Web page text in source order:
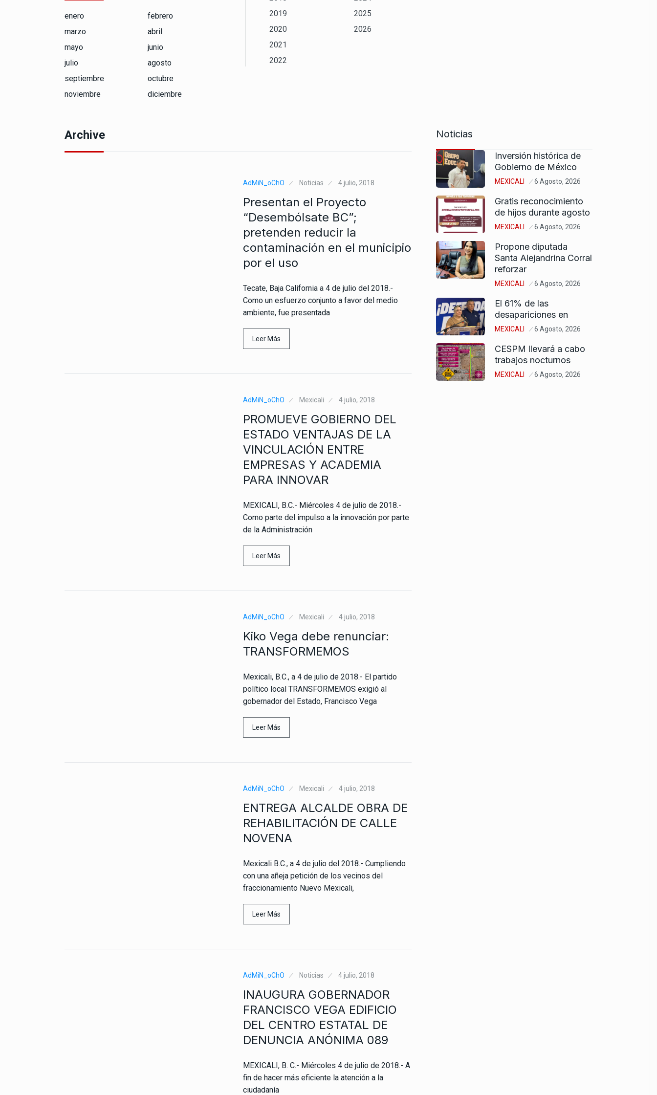
enero
febrero
marzo
abril
mayo
junio
julio
agosto
septiembre
octubre
noviembre
diciembre
2019
2020
2021
2022
2025
2026
Archive
AdMiN_oChO Noticias 4 julio, 2018
Presentan el Proyecto
“Desembólsate BC”;
pretenden reducir la
contaminación en el municipio
por el uso
Tecate, Baja California a 4 de julio del 2018.-
Como un esfuerzo conjunto a favor del medio
ambiente, fue presentada
Leer Más
AdMiN_oChO Mexicali 4 julio, 2018
PROMUEVE GOBIERNO DEL
ESTADO VENTAJAS DE LA
VINCULACIÓN ENTRE
EMPRESAS Y ACADEMIA
PARA INNOVAR
MEXICALI, B.C.- Miércoles 4 de julio de 2018.-
Como parte del impulso a la innovación por parte
de la Administración
Leer Más
AdMiN_oChO Mexicali 4 julio, 2018
Kiko Vega debe renunciar:
TRANSFORMEMOS
Mexicali, B.C., a 4 de julio de 2018.- El partido
político local TRANSFORMEMOS exigió al
gobernador del Estado, Francisco Vega
Leer Más
AdMiN_oChO Mexicali 4 julio, 2018
ENTREGA ALCALDE OBRA DE
REHABILITACIÓN DE CALLE
NOVENA
Mexicali B.C., a 4 de julio del 2018.- Cumpliendo
con una añeja petición de los vecinos del
fraccionamiento Nuevo Mexicali,
Leer Más
AdMiN_oChO Noticias 4 julio, 2018
INAUGURA GOBERNADOR
FRANCISCO VEGA EDIFICIO
DEL CENTRO ESTATAL DE
DENUNCIA ANÓNIMA 089
MEXICALI, B. C.- Miércoles 4 de julio de 2018.- A
fin de hacer más eficiente la atención a la
ciudadanía
Noticias
Inversión histórica de
Gobierno de México
MEXICALI 6 Agosto, 2026
Gratis reconocimiento
de hijos durante agosto
MEXICALI 6 Agosto, 2026
Propone diputada
Santa Alejandrina Corral
reforzar
MEXICALI 6 Agosto, 2026
El 61% de las
desapariciones en
MEXICALI 6 Agosto, 2026
CESPM llevará a cabo
trabajos nocturnos
MEXICALI 6 Agosto, 2026